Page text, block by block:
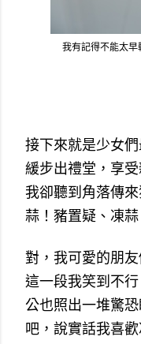
我有記得不能太早
接下來就是少女
緩步出禮堂，享
我卻聽到角落傳
蒜！豬置疑、凍蒜
對，我可愛的朋
這一段我笑到不
公也照出一堆驚
吧，說實話我喜歡